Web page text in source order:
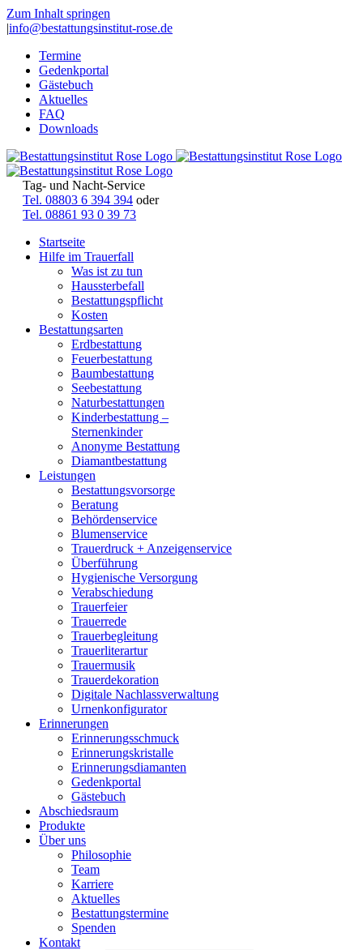
Zum Inhalt springen
|info@bestattungsinstitut-rose.de
Termine
Gedenkportal
Gästebuch
Aktuelles
FAQ
Downloads
Tag- und Nacht-Service
Tel. 08803 6 394 394 oder
Tel. 08861 93 0 39 73
Startseite
Hilfe im Trauerfall
Was ist zu tun
Haussterbefall
Bestattungspflicht
Kosten
Bestattungsarten
Erdbestattung
Feuerbestattung
Baumbestattung
Seebestattung
Naturbestattungen
Kinderbestattung –
Sternenkinder
Anonyme Bestattung
Diamantbestattung
Leistungen
Bestattungsvorsorge
Beratung
Behördenservice
Blumenservice
Trauerdruck + Anzeigenservice
Überführung
Hygienische Versorgung
Verabschiedung
Trauerfeier
Trauerrede
Trauerbegleitung
Trauerliterartur
Trauermusik
Trauerdekoration
Digitale Nachlassverwaltung
Urnenkonfigurator
Erinnerungen
Erinnerungsschmuck
Erinnerungskristalle
Erinnerungsdiamanten
Gedenkportal
Gästebuch
Abschiedsraum
Produkte
Über uns
Philosophie
Team
Karriere
Aktuelles
Bestattungstermine
Spenden
Kontakt